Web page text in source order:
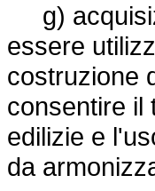
g)
essere
costruzione
consentire il
edilizie e
da